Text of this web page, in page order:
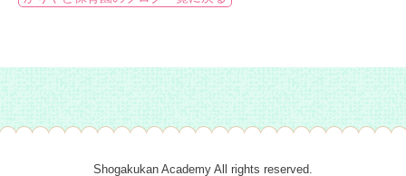
Shogakukan Academy All rights reserved.